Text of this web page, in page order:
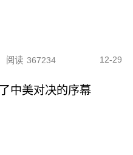
阅读 367234 12-29
中美对决的序幕